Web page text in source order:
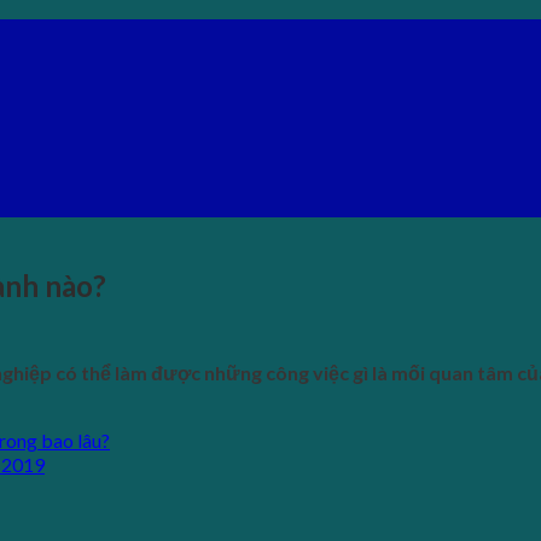
nào?
có thể làm được những công việc gì là mối quan tâm
bao lâu?